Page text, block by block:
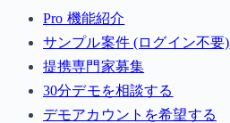
Pro 機能紹介
サンプル案件 (ログイン不要)
提携専門家募集
30分デモを相談する
デモアカウントを希望する